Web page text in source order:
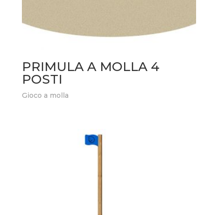
PRIMULA A MOLLA 4
POSTI
Gioco a molla